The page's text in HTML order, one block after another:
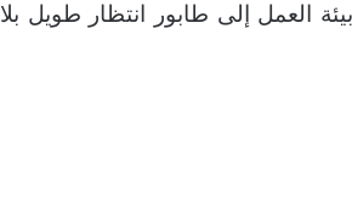
العمل إلى طابور انتظار طويل بلا